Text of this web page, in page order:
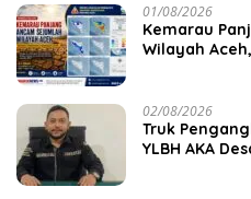
01/08/2026
Kemarau
Wilayah
02/08/2026
Truk
YLBH AKA